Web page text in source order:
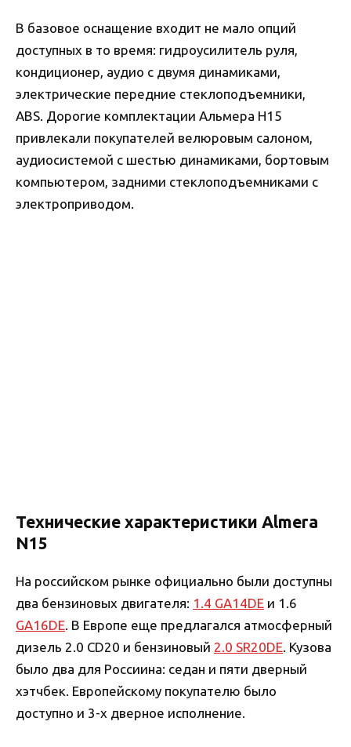
В базовое оснащение входит не мало опций
доступных в то время: гидроусилитель руля,
кондиционер, аудио с двумя динамиками,
электрические передние стеклоподъемники,
ABS. Дорогие комплектации Альмера Н15
привлекали покупателей велюровым салоном,
аудиосистемой с шестью динамиками, бортовым
компьютером, задними стеклоподъемниками с
электроприводом.
Технические характеристики Almera
N15
На российском рынке официально были доступны
два бензиновых двигателя: 1.4 GA14DE и 1.6
GA16DE. В Европе еще предлагался атмосферный
дизель 2.0 CD20 и бензиновый 2.0 SR20DE. Кузова
было два для Россиина: седан и пяти дверный
хэтчбек. Европейскому покупателю было
доступно и 3-х дверное исполнение.